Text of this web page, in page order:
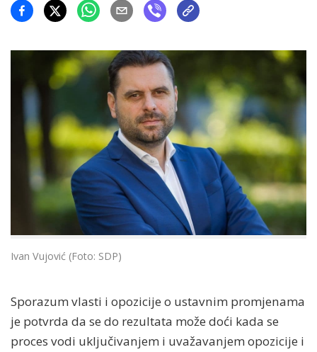
Ivan Vujović (Foto: SDP)
Sporazum vlasti i opozicije o ustavnim promjenama
je potvrda da se do rezultata može doći kada se
proces vodi uključivanjem i uvažavanjem opozicije i